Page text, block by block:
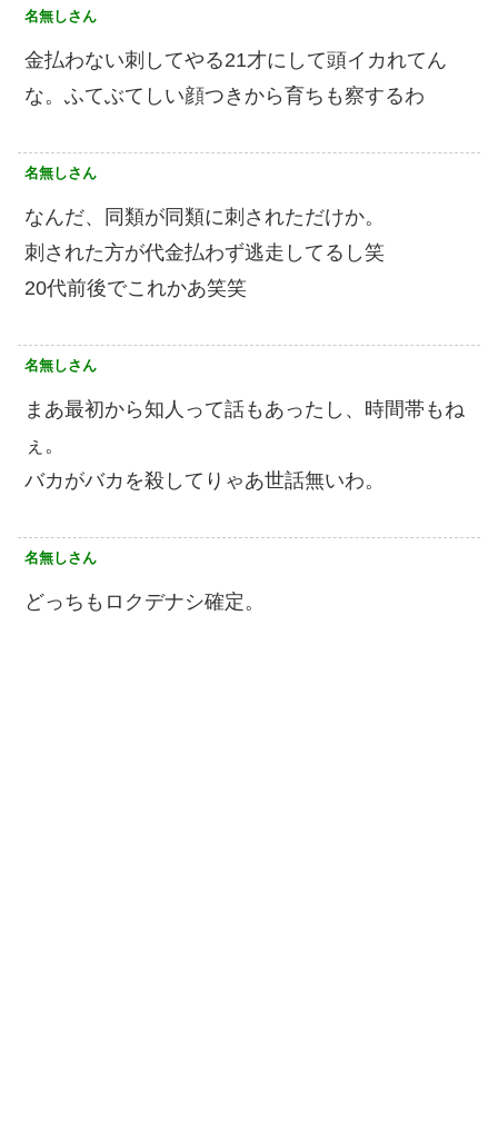
名無しさん
金払わない刺してやる21才にして頭イカれてん
な。ふてぶてしい顔つきから育ちも察するわ
名無しさん
なんだ、同類が同類に刺されただけか。
刺された方が代金払わず逃走してるし笑
20代前後でこれかあ笑笑
名無しさん
まあ最初から知人って話もあったし、時間帯もね
ぇ。
バカがバカを殺してりゃあ世話無いわ。
名無しさん
どっちもロクデナシ確定。